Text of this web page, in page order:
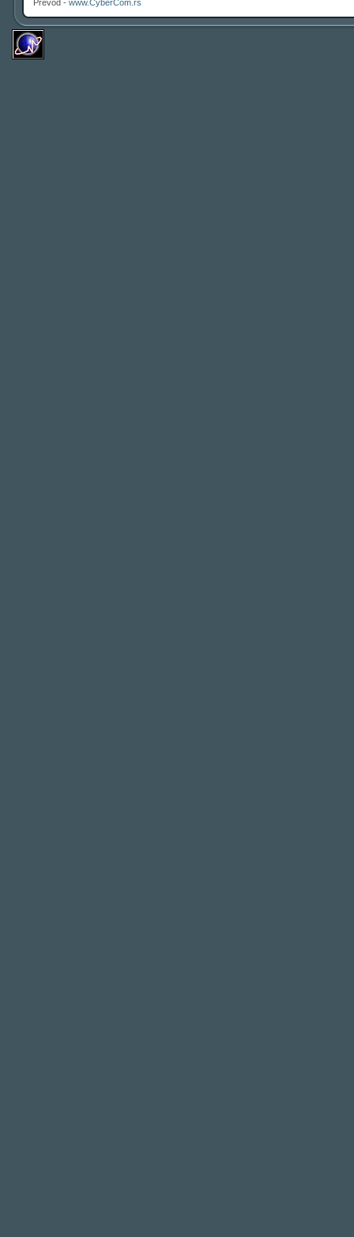
Prevod - www.CyberCom.rs